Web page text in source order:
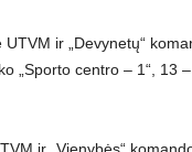
ir „Devynetų“
„Sporto centro – 1“, 13 –